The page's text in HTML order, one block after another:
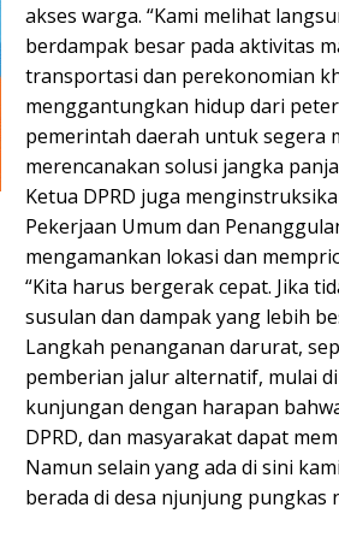
akses warga. “Kami melihat
berdampak besar pada aktivitas
transportasi dan perekonomian
menggantungkan hidup dari
pemerintah daerah untuk segera
merencanakan solusi jangka
Ketua DPRD juga
Pekerjaan Umum dan
mengamankan lokasi dan
“Kita harus bergerak cepat. Jika
susulan dan dampak yang lebih
Langkah penanganan darurat,
pemberian jalur alternatif, mulai
kunjungan dengan harapan
DPRD, dan masyarakat dapat
Namun selain yang ada di sini
berada di desa njunjung pungkas